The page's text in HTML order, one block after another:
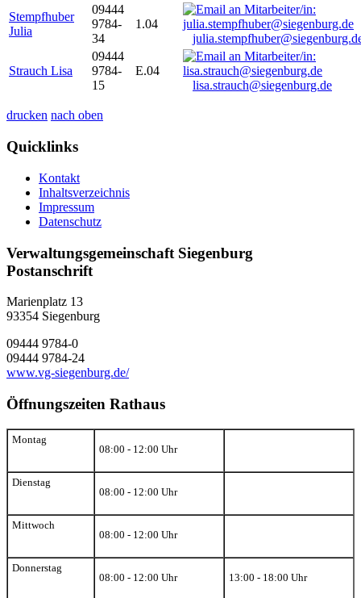
Stempfhuber
Julia
09444
9784-
34
1.04
Strauch Lisa
09444
9784-
15
E.04
lisa.strauch@siegenburg.de
drucken nach oben
Quicklinks
Kontakt
Inhaltsverzeichnis
Impressum
Datenschutz
Verwaltungsgemeinschaft Siegenburg
Postanschrift
Marienplatz 13
93354 Siegenburg
09444 9784-0
09444 9784-24
www.vg-siegenburg.de/
Öffnungszeiten Rathaus
Montag
08:00 - 12:00 Uhr
Dienstag
08:00 - 12:00 Uhr
Mittwoch
08:00 - 12:00 Uhr
Donnerstag
08:00 - 12:00 Uhr
13:00 - 18:00 Uhr